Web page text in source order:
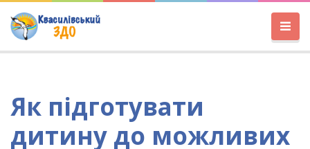
Як підготувати
дитину до можливих